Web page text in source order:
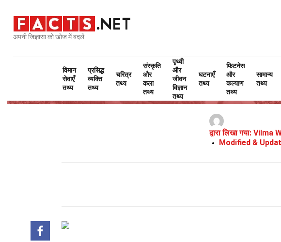
अपनी जिज्ञासा को खोज में बदलें
विमान
सेवाएँ
तथ्य
प्रसिद्ध
व्यक्ति
तथ्य
चरित्र
तथ्य
संस्कृति
और
कला
तथ्य
पृथ्वी
और
जीवन
विज्ञान
तथ्य
घटनाएँ
तथ्य
फिटनेस
और
कल्याण
तथ्य
सामान्य
तथ्य
द्वारा लिखा गया: Vilma
Modified &